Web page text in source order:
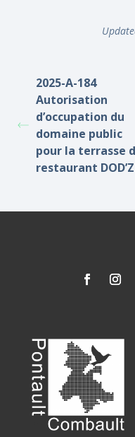
2025-A-184
Autorisation
d’occupation du
domaine public
pour la terrasse
restaurant DOD’Z